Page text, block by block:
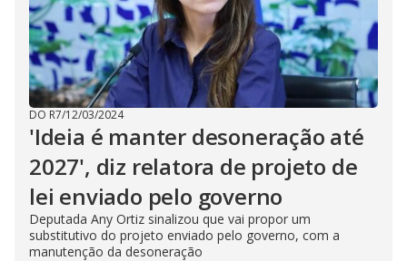
DO R7/12/03/2024
'Ideia é manter desoneração até
2027', diz relatora de projeto de
lei enviado pelo governo
Deputada Any Ortiz sinalizou que vai propor um
substitutivo do projeto enviado pelo governo, com a
manutenção da desoneração